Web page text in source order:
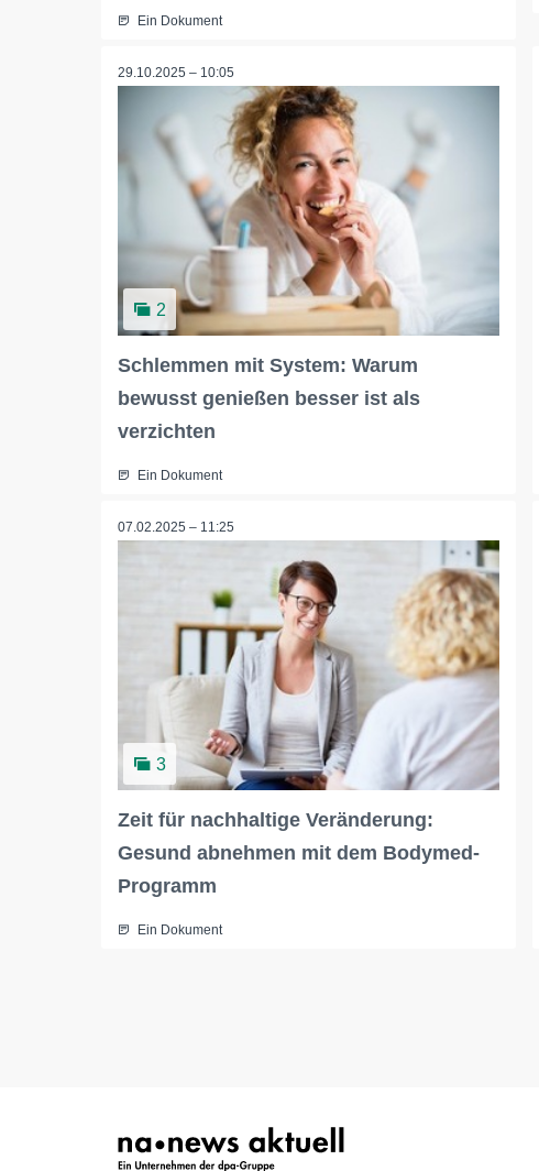
Ein Dokument
29.10.2025 – 10:05
2
Schlemmen mit System: Warum
bewusst genießen besser ist als
verzichten
Ein Dokument
07.02.2025 – 11:25
3
Zeit für nachhaltige Veränderung:
Gesund abnehmen mit dem Bodymed-
Programm
Ein Dokument